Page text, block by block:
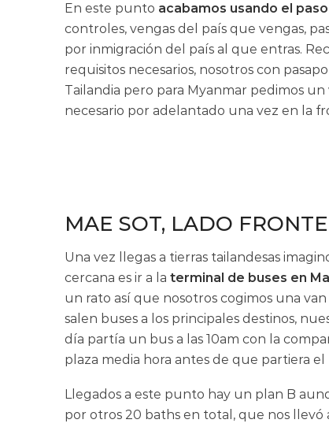
En este punto acabamos usando el
controles, vengas del país que vengas,
por inmigración del país al que entras.
requisitos necesarios, nosotros con
Tailandia pero para Myanmar pedimos
necesario por adelantado una vez en la
MAE SOT, LADO
Una vez llegas a tierras tailandesas
cercana es ir a la terminal de buses en
un rato así que nosotros cogimos una
salen buses a los principales destinos,
día partía un bus a las 10am con la
plaza media hora antes de que partiera el
Llegados a este punto hay un plan B
por otros 20 baths en total, que nos